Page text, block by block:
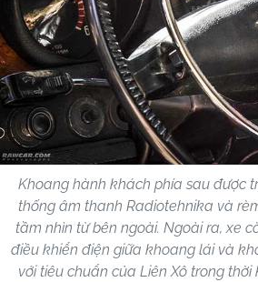
Khoang hành khách phía sau được
thống âm thanh Radiotehnika và
tầm nhìn từ bên ngoài. Ngoài ra, xe
điều khiển điện giữa khoang lái và
với tiêu chuẩn của Liên Xô trong thời